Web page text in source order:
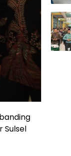
Sulsel